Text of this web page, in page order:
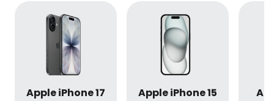
Apple iPhone 17 Apple iPhone 15